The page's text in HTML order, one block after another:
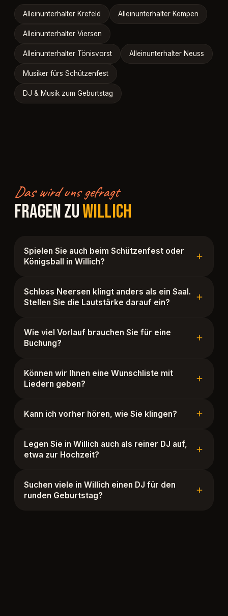
Alleinunterhalter Krefeld Alleinunterhalter Kempen
Alleinunterhalter Viersen
Alleinunterhalter Tönisvorst Alleinunterhalter Neuss
Musiker fürs Schützenfest
DJ & Musik zum Geburtstag
Das wird uns gefragt
FRAGEN ZUWILLICH
Spielen Sie auch beim Schützenfest oder
Königsball in Willich?
Schloss Neersen klingt anders als ein Saal.
Stellen Sie die Lautstärke darauf ein?
Wie viel Vorlauf brauchen Sie für eine
Buchung?
Können wir Ihnen eine Wunschliste mit
Liedern geben?
Kann ich vorher hören, wie Sie klingen?
Legen Sie in Willich auch als reiner DJ auf,
etwa zur Hochzeit?
Suchen viele in Willich einen DJ für den
runden Geburtstag?